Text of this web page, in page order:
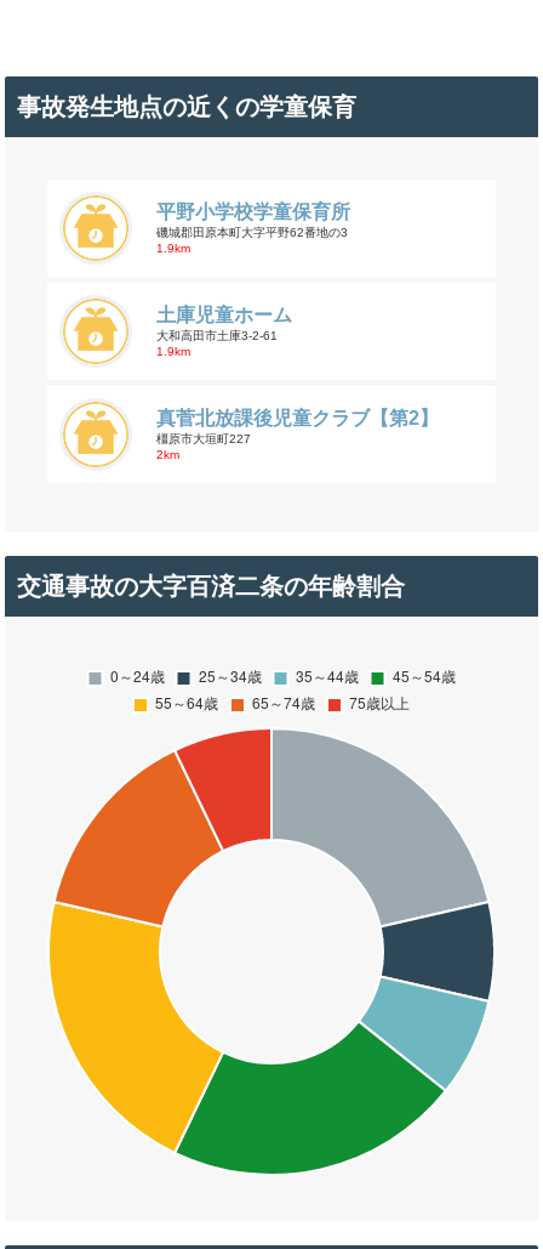
事故発生地点の近くの学童保育
平野小学校学童保育所
磯城郡田原本町大字平野62番地の3
1.9km
土庫児童ホーム
大和高田市土庫3-2-61
1.9km
真菅北放課後児童クラブ【第2】
橿原市大垣町227
2km
交通事故の大字百済二条の年齢割合